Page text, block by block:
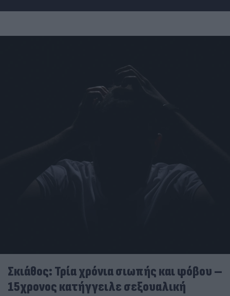
Σκιάθος: Τρία χρόνια σιωπής και φόβου –
15χρονος κατήγγειλε σεξουαλική